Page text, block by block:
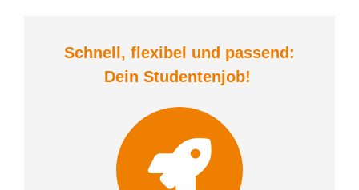
Schnell, flexibel und passend:
Dein Studentenjob!